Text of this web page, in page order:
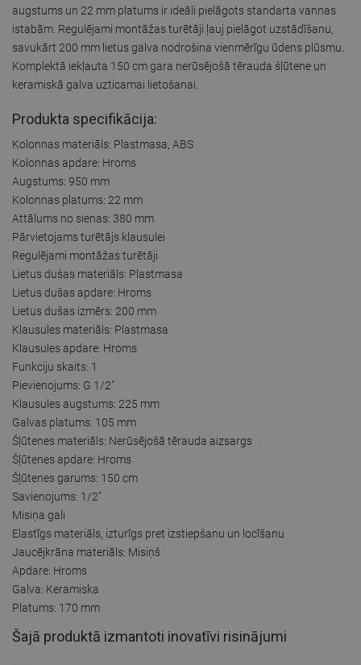
augstums un 22 mm platums ir ideāli pielāgots standarta vannas
istabām. Regulējami montāžas turētāji ļauj pielāgot uzstādīšanu,
savukārt 200 mm lietus galva nodrošina vienmērīgu ūdens plūsmu.
Komplektā iekļauta 150 cm gara nerūsējošā tērauda šļūtene un
keramiskā galva uzticamai lietošanai.
Produkta specifikācija:
Kolonnas materiāls: Plastmasa, ABS
Kolonnas apdare: Hroms
Augstums: 950 mm
Kolonnas platums: 22 mm
Attālums no sienas: 380 mm
Pārvietojams turētājs klausulei
Regulējami montāžas turētāji
Lietus dušas materiāls: Plastmasa
Lietus dušas apdare: Hroms
Lietus dušas izmērs: 200 mm
Klausules materiāls: Plastmasa
Klausules apdare: Hroms
Funkciju skaits: 1
Pievienojums: G 1/2"
Klausules augstums: 225 mm
Galvas platums: 105 mm
Šļūtenes materiāls: Nerūsējošā tērauda aizsargs
Šļūtenes apdare: Hroms
Šļūtenes garums: 150 cm
Savienojums: 1/2"
Misiņa gali
Elastīgs materiāls, izturīgs pret izstiepšanu un locīšanu
Jaucējkrāna materiāls: Misiņš
Apdare: Hroms
Galva: Keramiska
Platums: 170 mm
Šajā produktā izmantoti inovatīvi risinājumi